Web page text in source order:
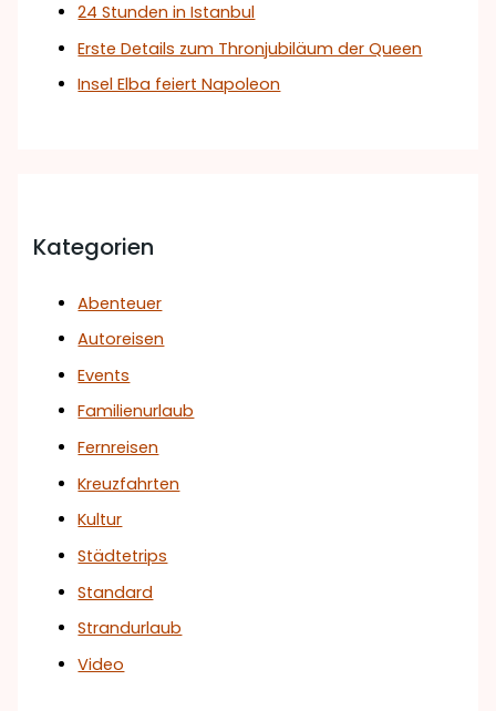
24 Stunden in Istanbul
Erste Details zum Thronjubiläum der Queen
Insel Elba feiert Napoleon
Kategorien
Abenteuer
Autoreisen
Events
Familienurlaub
Fernreisen
Kreuzfahrten
Kultur
Städtetrips
Standard
Strandurlaub
Video